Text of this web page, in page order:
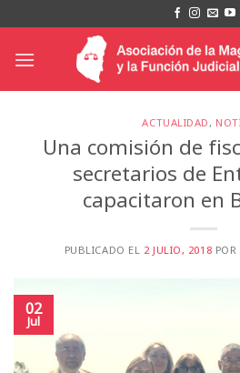
al
contenido
ACTUALIDAD,
Una comisión de
secretarios de
capacitaron en
PUBLICADO EL 2 JULIO, 2018 POR
02
Jul